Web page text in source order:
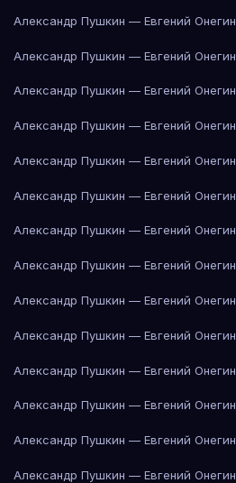
Александр Пушкин — Евгений Онегин
Александр Пушкин — Евгений Онегин
Александр Пушкин — Евгений Онегин
Александр Пушкин — Евгений Онегин
Александр Пушкин — Евгений Онегин
Александр Пушкин — Евгений Онегин
Александр Пушкин — Евгений Онегин
Александр Пушкин — Евгений Онегин
Александр Пушкин — Евгений Онегин
Александр Пушкин — Евгений Онегин
Александр Пушкин — Евгений Онегин
Александр Пушкин — Евгений Онегин
Александр Пушкин — Евгений Онегин
Александр Пушкин — Евгений Онегин